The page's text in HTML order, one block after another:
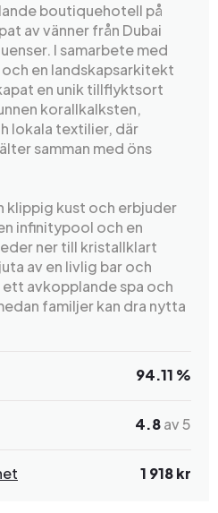
boutiquehotell på
av vänner från Dubai
I samarbete med
en landskapsarkitekt
en unik tillflyktsort
korallkalksten,
lokala textilier, där
samman med öns
klippig kust och erbjuder
infinitypool och en
ner till kristallklart
av en livlig bar och
avkopplande spa och
familjer kan dra nytta
94.11 %
4.8av 5
1 918 kr